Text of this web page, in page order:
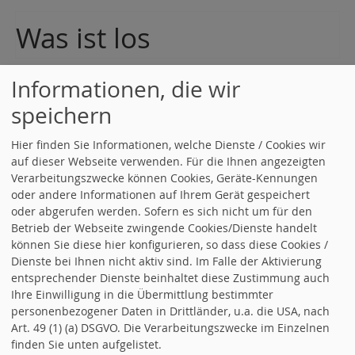
Was ist los
Counter
Besucher:
Heute:
275
Online:
1
Informationen, die wir
speichern
Hier finden Sie Informationen, welche Dienste / Cookies wir
auf dieser Webseite verwenden. Für die Ihnen angezeigten
Verarbeitungszwecke können Cookies, Geräte-Kennungen
oder andere Informationen auf Ihrem Gerät gespeichert
oder abgerufen werden. Sofern es sich nicht um für den
Betrieb der Webseite zwingende Cookies/Dienste handelt
können Sie diese hier konfigurieren, so dass diese Cookies /
Dienste bei Ihnen nicht aktiv sind. Im Falle der Aktivierung
entsprechender Dienste beinhaltet diese Zustimmung auch
Ihre Einwilligung in die Übermittlung bestimmter
personenbezogener Daten in Drittländer, u.a. die USA, nach
Art. 49 (1) (a) DSGVO. Die Verarbeitungszwecke im Einzelnen
finden Sie unten aufgelistet.